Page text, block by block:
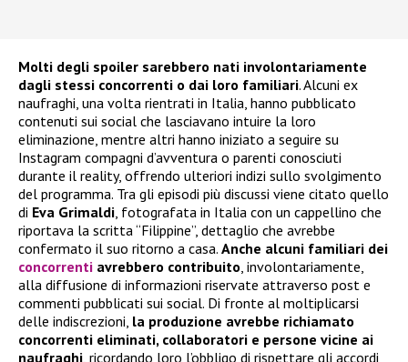
Molti degli spoiler sarebbero nati involontariamente
dagli stessi concorrenti o dai loro familiari. Alcuni ex
naufraghi, una volta rientrati in Italia, hanno pubblicato
contenuti sui social che lasciavano intuire la loro
eliminazione, mentre altri hanno iniziato a seguire su
Instagram compagni d’avventura o parenti conosciuti
durante il reality, offrendo ulteriori indizi sullo svolgimento
del programma. Tra gli episodi più discussi viene citato quello
di Eva Grimaldi , fotografata in Italia con un cappellino che
riportava la scritta “Filippine”, dettaglio che avrebbe
confermato il suo ritorno a casa. Anche alcuni familiari dei
concorrenti avrebbero contribuito , involontariamente,
alla diffusione di informazioni riservate attraverso post e
commenti pubblicati sui social. Di fronte al moltiplicarsi
delle indiscrezioni, la produzione avrebbe richiamato
concorrenti eliminati, collaboratori e persone vicine ai
naufraghi , ricordando loro l’obbligo di rispettare gli accordi